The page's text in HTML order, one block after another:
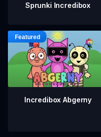
Sprunki Incredibox
Incredibox Abgerny